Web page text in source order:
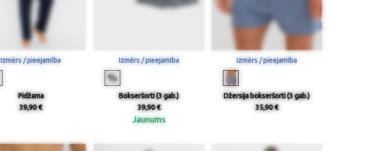
Izmērs / pieejamība
Pidžama
39,90 €
Izmērs / pieejamība
Bokseršorti (3 gab.)
39,90 €
Jaunums
Izmērs / pieejamība
Džersija bokseršorti (3 gab.)
35,90 €